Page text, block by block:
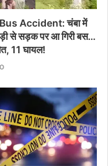
Accident: चंबा में
से सड़क पर आ गिरी बस…
11 घायल!